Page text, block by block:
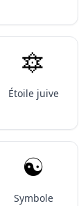
🔯
Étoile juive
☯️
Symbole